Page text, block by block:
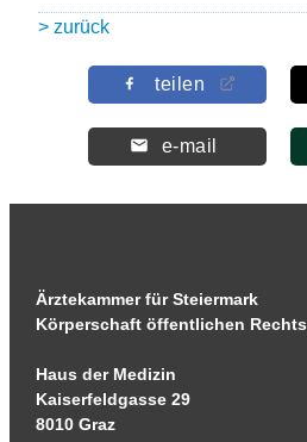
> zurück
teilen
e-mail
Ärztekammer für Steiermark
Körperschaft öffentlichen Rechts
Haus der Medizin
Kaiserfeldgasse 29
8010 Graz